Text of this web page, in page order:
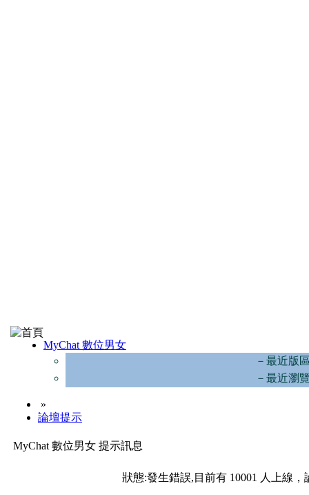
MyChat 數位男女
－最近版
－最近瀏
»
論壇提示
MyChat 數位男女 提示訊息
狀態:發生錯誤,目前有 10001 人上線